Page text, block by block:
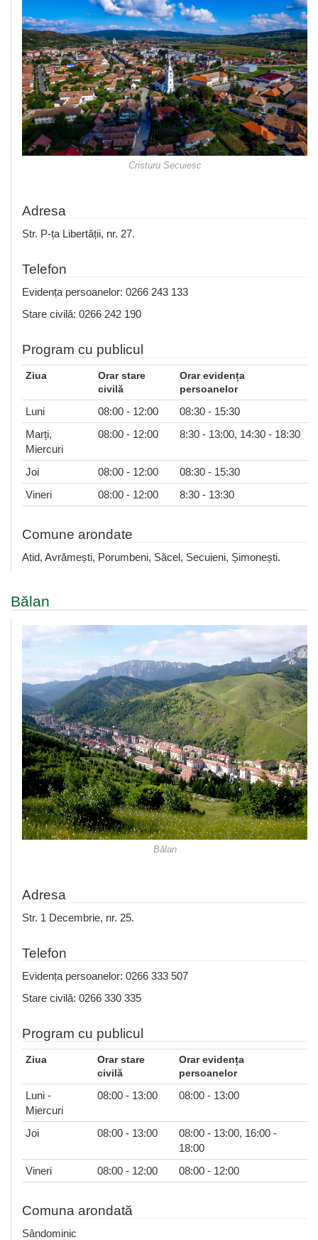
Cristuru Secuiesc
Adresa
Str. P-ța Libertății, nr. 27.
Telefon
Evidența persoanelor: 0266 243 133
Stare civilă: 0266 242 190
Program cu publicul
Ziua
Orar stare
civilă
Orar evidența
persoanelor
Luni 08:00 - 12:00
08:30 - 15:30
Marți,
Miercuri
08:00 - 12:00 8:30 - 13:00, 14:30 - 18:30
Joi 08:00 - 12:00
08:30 - 15:30
Vineri
08:00 - 12:00 8:30 - 13:30
Comune arondate
Atid, Avrămești, Porumbeni, Săcel, Secuieni, Șimonești.
Bălan
Bălan
Adresa
Str. 1 Decembrie, nr. 25.
Telefon
Evidența persoanelor: 0266 333 507
Stare civilă: 0266 330 335
Program cu publicul
Ziua
Orar stare
civilă
Orar evidența
persoanelor
Luni -
Miercuri
08:00 - 13:00 08:00 - 13:00
Joi 08:00 - 13:00
08:00 - 13:00, 16:00 -
18:00
Vineri
08:00 - 12:00 08:00 - 12:00
Comuna arondată
Sândominic